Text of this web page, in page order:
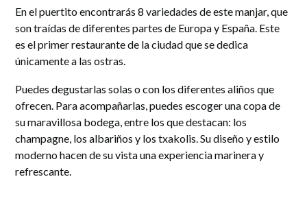
En el puertito encontrarás 8 variedades de este manjar, que
son traídas de diferentes partes de Europa y España. Este
es el primer restaurante de la ciudad que se dedica
únicamente a las ostras.
Puedes degustarlas solas o con los diferentes aliños que
ofrecen. Para acompañarlas, puedes escoger una copa de
su maravillosa bodega, entre los que destacan: los
champagne, los albariños y los txakolis. Su diseño y estilo
moderno hacen de su vista una experiencia marinera y
refrescante.